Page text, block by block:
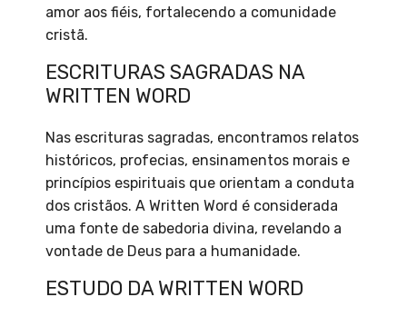
amor aos fiéis, fortalecendo a comunidade
cristã.
ESCRITURAS SAGRADAS NA
WRITTEN WORD
Nas escrituras sagradas, encontramos relatos
históricos, profecias, ensinamentos morais e
princípios espirituais que orientam a conduta
dos cristãos. A Written Word é considerada
uma fonte de sabedoria divina, revelando a
vontade de Deus para a humanidade.
ESTUDO DA WRITTEN WORD